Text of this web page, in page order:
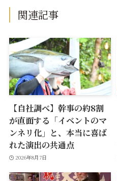
関連記事
【自社調べ】幹事の約8割
が直面する「イベントのマ
ンネリ化」と、本当に喜ば
れた演出の共通点
2026年8月7日